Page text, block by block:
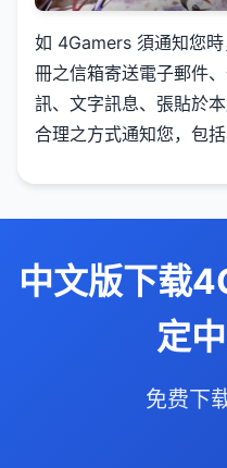
如 4Gamers 須通知您
冊之信箱寄送電子郵件
訊、文字訊息、張貼於
合理之方式通知您，包括
中文版下载
定
免费下